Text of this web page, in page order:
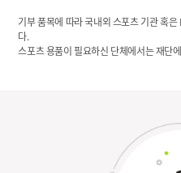
기부 품목에 따라 국내외 스포츠 기관 혹
다.
스포츠 용품이 필요하신 단체에서는 재단